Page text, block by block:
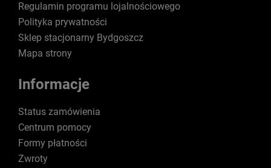
Regulamin programu lojalnościowego
Polityka prywatności
Sklep stacjonarny Bydgoszcz
Mapa strony
Informacje
Status zamówienia
Centrum pomocy
Formy płatności
Zwroty